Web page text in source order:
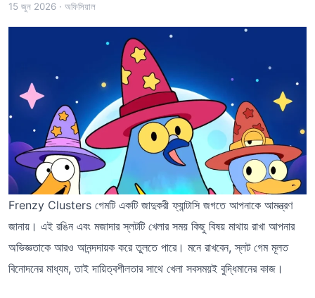
15 জুন 2026 · অফিসিয়াল
Frenzy Clusters গেমটি একটি জাদুকরী ফ্যান্টাসি জগতে আপনাকে আমন্ত্রণ
জানায়। এই রঙিন এবং মজাদার স্লটটি খেলার সময় কিছু বিষয় মাথায় রাখা আপনার
অভিজ্ঞতাকে আরও আনন্দদায়ক করে তুলতে পারে। মনে রাখবেন, স্লট গেম মূলত
বিনোদনের মাধ্যম, তাই দায়িত্বশীলতার সাথে খেলা সবসময়ই বুদ্ধিমানের কাজ।